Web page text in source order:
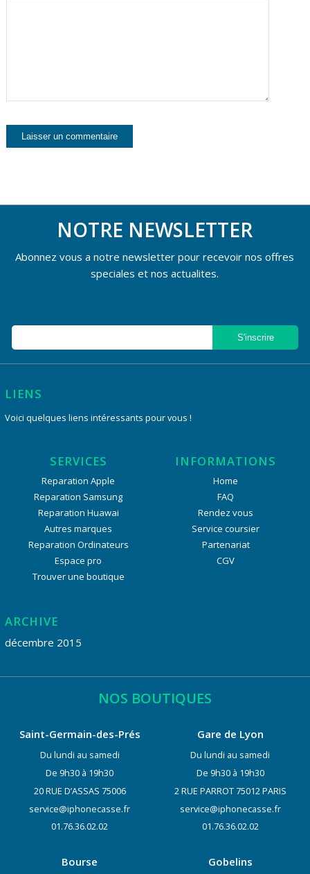
NOTRE NEWSLETTER
Abonnez vous a notre newsletter pour recevoir nos offres
speciales et nos actualites.
LIENS
Voici quelques liens intéressants pour vous !
SERVICES
Reparation Apple
Reparation Samsung
Reparation Huawai
Autres marques
Reparation Ordinateurs
Espace pro
Trouver une boutique
INFORMATIONS
Home
FAQ
Rendez vous
Service coursier
Partenariat
CGV
ARCHIVE
décembre 2015
NOS BOUTIQUES
Saint-Germain-des-Prés
Du lundi au samedi
De 9h30 à 19h30
20 RUE D’ASSAS 75006
service@iphonecasse.fr
01.76.36.02.02
Gare de Lyon
Du lundi au samedi
De 9h30 à 19h30
2 RUE PARROT 75012 PARIS
service@iphonecasse.fr
01.76.36.02.02
Bourse Gobelins